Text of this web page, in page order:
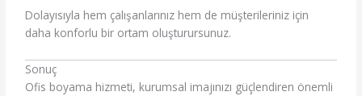
Dolayısıyla hem çalışanlarınız hem de müşterileriniz için
daha konforlu bir ortam oluşturursunuz.
Sonuç
Ofis boyama hizmeti, kurumsal imajınızı güçlendiren önemli